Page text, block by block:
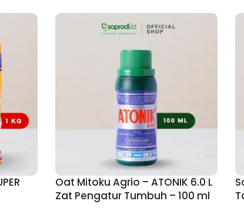
Oat Mitoku Agrio – ATONIK 6.0 L
Zat Pengatur Tumbuh – 100 ml